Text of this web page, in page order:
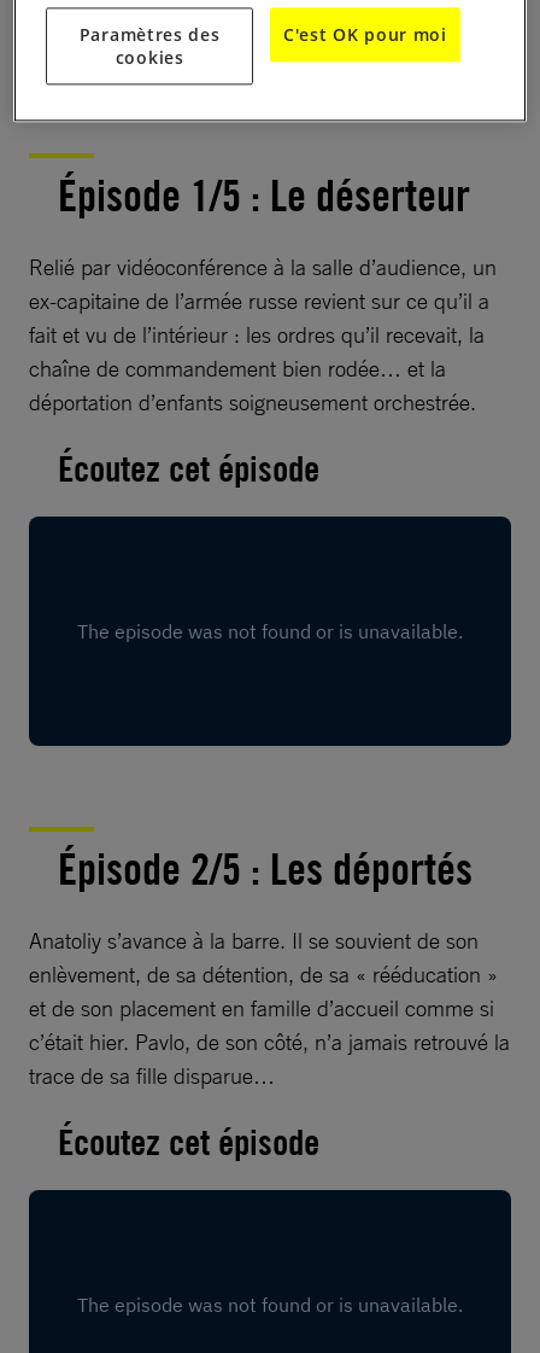
ÉCOUTER LE PODCAST
Épisode 1/5 : Le déserteur
Relié par vidéoconférence à la salle d’audience, un
ex-capitaine de l’armée russe revient sur ce qu’il a
fait et vu de l’intérieur : les ordres qu’il recevait, la
chaîne de commandement bien rodée… et la
déportation d’enfants soigneusement orchestrée.
Écoutez cet épisode
Épisode 2/5 : Les déportés
Anatoliy s’avance à la barre. Il se souvient de son
enlèvement, de sa détention, de sa « rééducation »
et de son placement en famille d’accueil comme si
c’était hier. Pavlo, de son côté, n’a jamais retrouvé la
trace de sa fille disparue…
Écoutez cet épisode
Paramètres des
cookies
C'est OK pour moi